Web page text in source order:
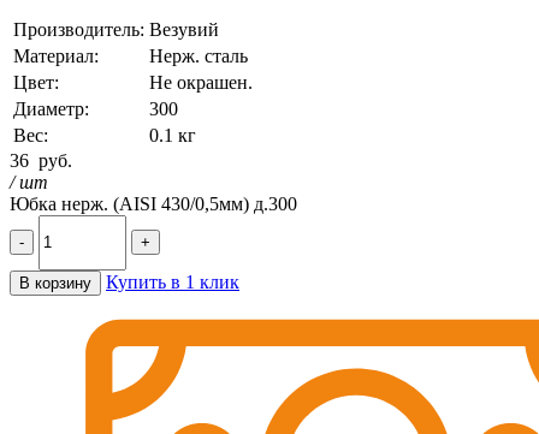
Производитель: Везувий
Материал:
Нерж. сталь
Цвет:
Не окрашен.
Диаметр:
300
Вес:
0.1 кг
36 руб.
/ шт
Юбка нерж. (AISI 430/0,5мм) д.300
- +
В корзину Купить в 1 клик